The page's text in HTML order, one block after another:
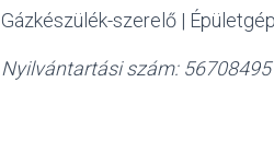
Gázkészülék-szerelő |
Nyilvántartási szám: 56708495